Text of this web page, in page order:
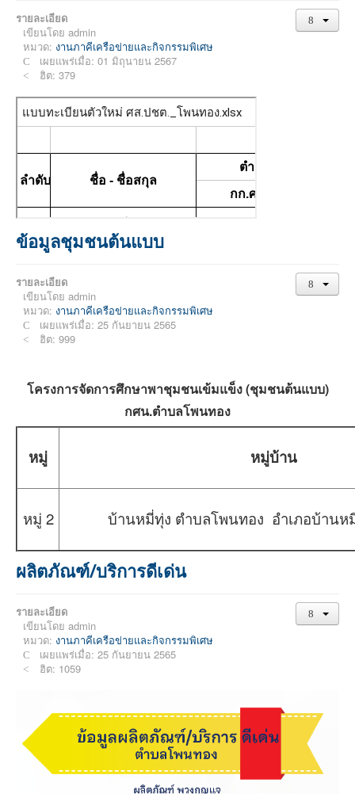
รายละเอียด
เขียนโดย admin
หมวด: งานภาคีเครือข่ายและกิจกรรมพิเศษ
เผยแพร่เมื่อ: 01 มิถุนายน 2567
ฮิต: 379
ข้อมูลชุมชนต้นแบบ
รายละเอียด
เขียนโดย admin
หมวด: งานภาคีเครือข่ายและกิจกรรมพิเศษ
เผยแพร่เมื่อ: 25 กันยายน 2565
ฮิต: 999
โครงการจัดการศึกษาพาชุมชนเข้มแข็ง (ชุมชนต้นแบบ)
กศน.ตำบลโพนทอง
หมู่ หมู่บ้าน
หมู่ 2 บ้านหมี่ทุ่ง ตำบลโพนทอง อำเภอบ้านห
ผลิตภัณฑ์/บริการดีเด่น
รายละเอียด
เขียนโดย admin
หมวด: งานภาคีเครือข่ายและกิจกรรมพิเศษ
เผยแพร่เมื่อ: 25 กันยายน 2565
ฮิต: 1059